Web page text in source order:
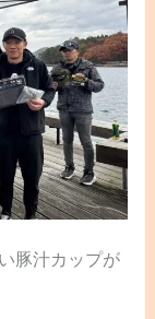
豚汁カップが